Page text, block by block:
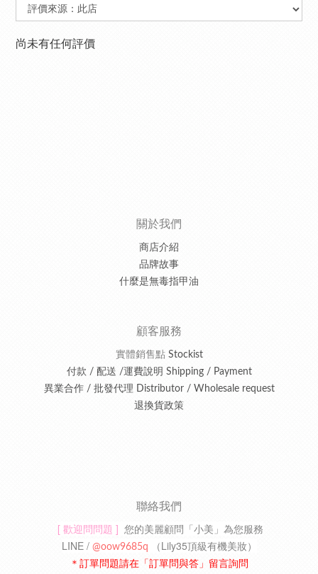
尚未有任何評價
關於我們
商店介紹
品牌故事
什麼是無毒指甲油
顧客服務
實體銷售點Stockist
付款 / 配送 /運費說明 Shipping / Payment
異業合作 / 批發代理 Distributor / Wholesale request
退換貨政策
聯絡我們
[ 歡迎問問題 ] 您的美麗顧問「小美」為您服務
LINE / @oow9685q （Lily35頂級有機美妝）
＊訂單問題請在「訂單問與答」留言詢問